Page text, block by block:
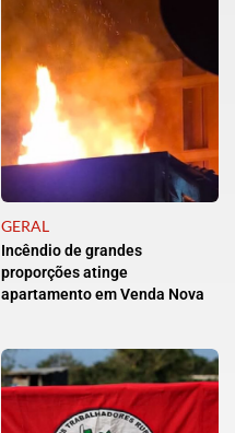
GERAL
Incêndio de grandes
proporções atinge
apartamento em Venda Nova